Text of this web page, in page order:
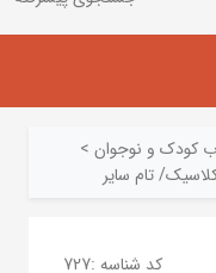
کودک و نوجوان >
تام سایر
کد شناسه :727